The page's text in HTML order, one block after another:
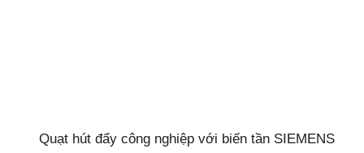
Quạt hút đẩy công nghiệp với biến tần SIEMENS